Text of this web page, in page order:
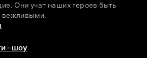
Они учат наших героев быть
вежливыми.
- шоу